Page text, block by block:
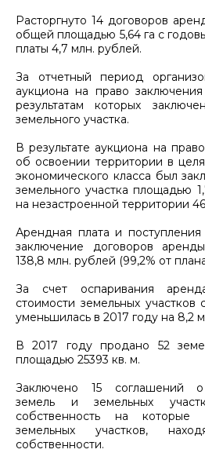
Расторгнуто 14 договоров
общей площадью 5,64 га с
платы 4,7 млн. рублей.
За отчетный период
аукциона на право
результатам которых
земельного участка.
В результате аукциона на
об освоении территории в
экономического класса был
земельного участка площадью
на незастроенной территории
Арендная плата и
заключение договоров
138,8 млн. рублей (99,2% от
За счет оспаривания
стоимости земельных
уменьшилась в 2017 году на 8,2
В 2017 году продано 52
площадью 25393 кв. м.
Заключено 15 соглашений о
земель и земельных
собственность на которые
земельных участков,
собственности.